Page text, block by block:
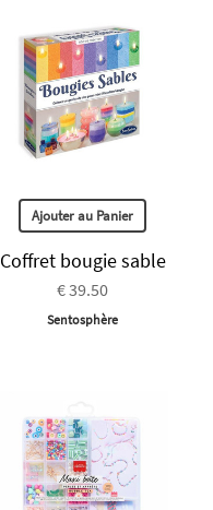
Ajouter au Panier
Coffret bougie sable
€ 39.50
Sentosphère